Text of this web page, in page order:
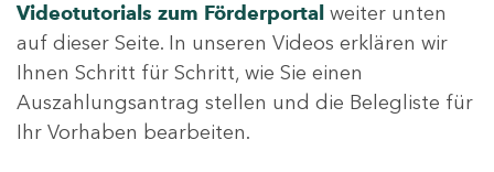
Videotutorials zum Förderportal weiter unten
auf dieser Seite. In unseren Videos erklären wir
Ihnen Schritt für Schritt, wie Sie einen
Auszahlungsantrag stellen und die Belegliste für
Ihr Vorhaben bearbeiten.